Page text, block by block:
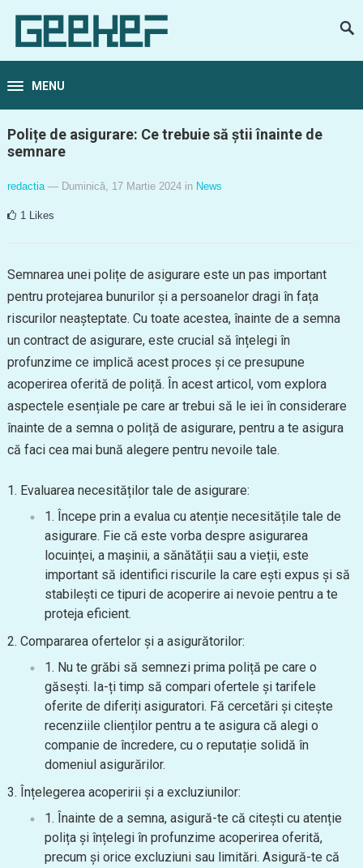
MENU
Polițe de asigurare: Ce trebuie să știi înainte de
semnare
redactia — Duminică, 17 Martie 2024 in News
1 Likes
Semnarea unei polițe de asigurare este un pas important
pentru protejarea bunurilor și a persoanelor dragi în fața
riscurilor neașteptate. Cu toate acestea, înainte de a semna
un contract de asigurare, este crucial să înțelegi în
profunzime ce implică acest proces și ce presupune
acoperirea oferită de poliță. În acest articol, vom explora
aspectele esențiale pe care ar trebui să le iei în considerare
înainte de a semna o poliță de asigurare, pentru a te asigura
că faci cea mai bună alegere pentru nevoile tale.
Evaluarea necesităților tale de asigurare:
Începe prin a evalua cu atenție necesitățile tale de
asigurare. Fie că este vorba despre asigurarea
locuinței, a mașinii, a sănătății sau a vieții, este
important să identifici riscurile la care ești expus și să
stabilești ce tipuri de acoperire ai nevoie pentru a te
proteja eficient.
Compararea ofertelor și a asigurătorilor:
Nu te grăbi să semnezi prima poliță pe care o
găsești. Ia-ți timp să compari ofertele și tarifele
oferite de diferiți asiguratori. Fă cercetări și citește
recenziile clienților pentru a te asigura că alegi o
companie de încredere, cu o reputație solidă în
domeniul asigurărilor.
Înțelegerea acoperirii și a excluziunilor:
Înainte de a semna, asigură-te că citești cu atenție
polița și înțelegi în profunzime acoperirea oferită,
precum și orice excluziuni sau limitări. Asigură-te că